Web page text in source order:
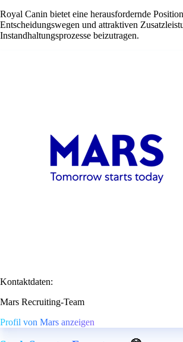
Royal Canin bietet eine herausfordernde
Entscheidungswegen und attraktiven
Instandhaltungsprozesse beizutragen.
Kontaktdaten:
Mars Recruiting-Team
Profil von Mars anzeigen